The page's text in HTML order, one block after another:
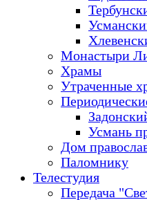
Монастыри
Храмы
Утраченные
Усмань
Дом
Паломнику
Телестудия
Передача